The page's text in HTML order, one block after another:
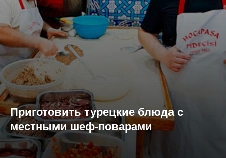
Приготовить турецкие блюда с
местными шеф-поварами